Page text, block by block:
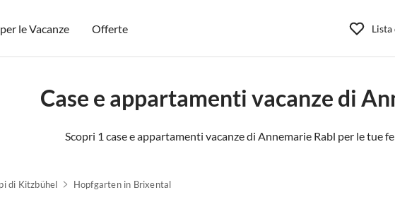
le Vacanze Offerte Lista
Case e appartamenti vacanze di
Scopri 1 case e appartamenti vacanze di Annemarie Rabl per le tue
di Kitzbühel Hopfgarten in Brixental